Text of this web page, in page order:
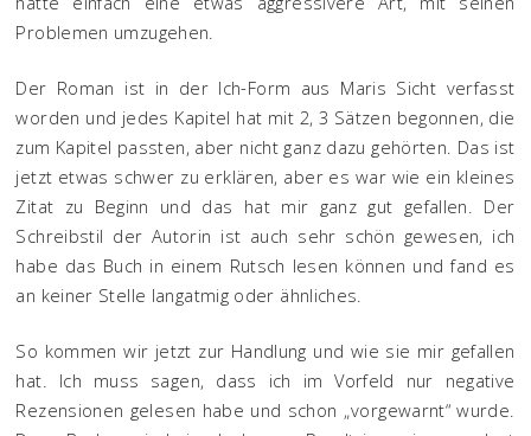
Problemen umzugehen.
Der Roman ist in der Ich-Form aus Maris Sicht verfasst
worden und jedes Kapitel hat mit 2, 3 Sätzen begonnen, die
zum Kapitel passten, aber nicht ganz dazu gehörten. Das ist
jetzt etwas schwer zu erklären, aber es war wie ein kleines
Zitat zu Beginn und das hat mir ganz gut gefallen. Der
Schreibstil der Autorin ist auch sehr schön gewesen, ich
habe das Buch in einem Rutsch lesen können und fand es
an keiner Stelle langatmig oder ähnliches.
So kommen wir jetzt zur Handlung und wie sie mir gefallen
hat. Ich muss sagen, dass ich im Vorfeld nur negative
Rezensionen gelesen habe und schon „vorgewarnt“ wurde.